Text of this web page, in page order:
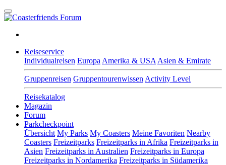
Reiseservice
Individualreisen Europa Amerika & USA Asien & Emirate
Gruppenreisen Gruppentourenwissen Activity Level
Reisekatalog
Magazin
Forum
Parkcheckpoint
Übersicht My Parks My Coasters Meine Favoriten Nearby
Coasters Freizeitparks Freizeitparks in Afrika Freizeitparks in
Asien Freizeitparks in Australien Freizeitparks in Europa
Freizeitparks in Nordamerika Freizeitparks in Südamerika